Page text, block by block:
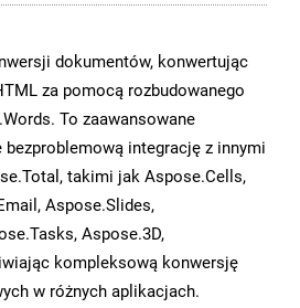
dokumentów, konwertując
za pomocą rozbudowanego
To zaawansowane
bezproblemową integrację z innymi
takimi jak Aspose.Cells,
Aspose.Slides,
Aspose.3D,
kompleksową konwersję
w różnych aplikacjach.